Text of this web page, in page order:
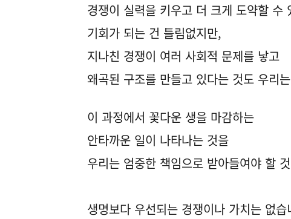
경쟁이 실력을 키우고 더 크게 도약할 수
기회가 되는 건 틀림없지만,
지나친 경쟁이 여러 사회적 문제를 낳고
왜곡된 구조를 만들고 있다는 것도 우리
이 과정에서 꽃다운 생을 마감하는
안타까운 일이 나타나는 것을
우리는 엄중한 책임으로 받아들여야 할
생명보다 우선되는 경쟁이나 가치는 없습